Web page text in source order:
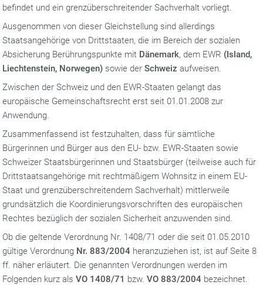
befindet und ein grenzüberschreitender Sachverhalt vorliegt.
Ausgenommen von dieser Gleichstellung sind allerdings
Staatsangehörige von Drittstaaten, die im Bereich der sozialen
Absicherung Berührungspunkte mit Dänemark, dem EWR (Island,
Liechtenstein, Norwegen) sowie derSchweiz aufweisen.
Zwischen der Schweiz und den EWR-Staaten gelangt das
europäische Gemeinschaftsrecht erst seit 01.01.2008 zur
Anwendung.
Zusammenfassend ist festzuhalten, dass für sämtliche
Bürgerinnen und Bürger aus den EU- bzw. EWR-Staaten sowie
Schweizer Staatsbürgerinnen und Staatsbürger (teilweise auch für
Drittstaatsangehörige mit rechtmäßigem Wohnsitz in einem EU-
Staat und grenzüberschreitendem Sachverhalt) mittlerweile
grundsätzlich die Koordinierungsvorschriften des europäischen
Rechtes bezüglich der sozialen Sicherheit anzuwenden sind.
Ob die geltende Verordnung Nr. 1408/71 oder die seit 01.05.2010
gültige Verordnung Nr. 883/2004 her­anzuziehen ist, ist auf ­Seite 8
ff. näher erläutert. Die genannten Verordnungen werden im
Folgenden kurz alsVO 1408/71 bzw.VO 883/2004 bezeichnet.